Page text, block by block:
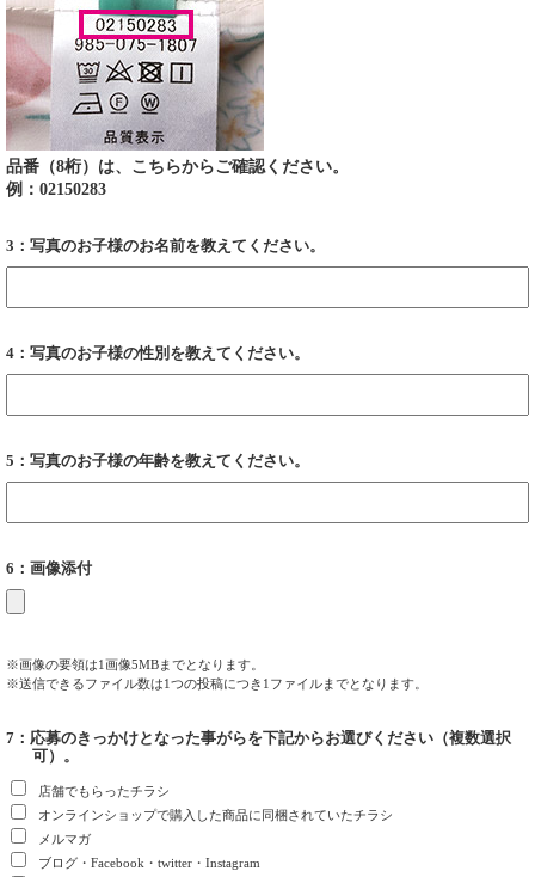
品番（8桁）は、こちらからご確認ください。
例：02150283
3：写真のお子様のお名前を教えてください。
4：写真のお子様の性別を教えてください。
5：写真のお子様の年齢を教えてください。
6：画像添付
※画像の要領は1画像5MBまでとなります。
※送信できるファイル数は1つの投稿につき1ファイルまでとなります。
7：応募のきっかけとなった事がらを下記からお選びください（複数選択
可）。
店舗でもらったチラシ
オンラインショップで購入した商品に同梱されていたチラシ
メルマガ
ブログ・Facebook・twitter・Instagram